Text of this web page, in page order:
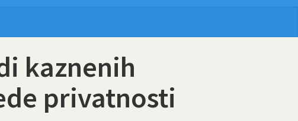
kaznenih
privatnosti